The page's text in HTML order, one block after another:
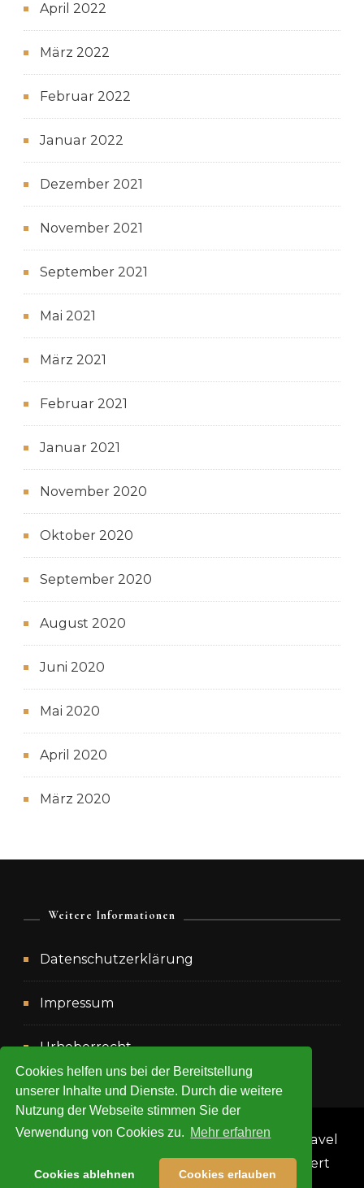
Cookies helfen uns bei der Bereitstellung
unserer Inhalte und Dienste. Durch die weitere
Nutzung der Webseite stimmen Sie der
Verwendung von Cookies zu. Mehr erfahren
Cookies ablehnen Cookies erlauben
April 2022
März 2022
Februar 2022
Januar 2022
Dezember 2021
November 2021
September 2021
Mai 2021
März 2021
Februar 2021
Januar 2021
November 2020
Oktober 2020
September 2020
August 2020
Juni 2020
Mai 2020
April 2020
März 2020
Weitere Informationen
Datenschutzerklärung
Impressum
Urheberrecht
Copyright 2020 Anke Goodwin -Blossom Travel
Blossom Themes
. Präsentiert